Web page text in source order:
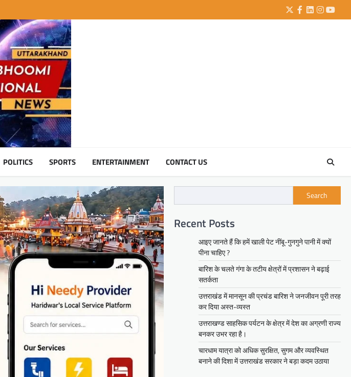
Twitter
Facebook
LinkedIn
POLITICS SPORTS ENTERTAINMENT CONTACT US
Search
Recent Posts
आइए जानते हैं कि हमें खाली पेट नींबू-गुनगुने पानी में क्यों
पीना चाहिए ?
बारिश के चलते गंगा के तटीय क्षेत्रों में प्रशासन ने बढ़ाई
सतर्कता
उत्तराखंड में मानसून की प्रचंड बारिश ने जनजीवन पूरी तरह
कर दिया अस्त-व्यस्त
उत्तराखण्ड साहसिक पर्यटन के क्षेत्र में देश का अग्रणी राज्य
बनकर उभर रहा है।
चारधाम यात्रा को अधिक सुरक्षित, सुगम और व्यवस्थित
बनाने की दिशा में उत्तराखंड सरकार ने बड़ा कदम उठाया